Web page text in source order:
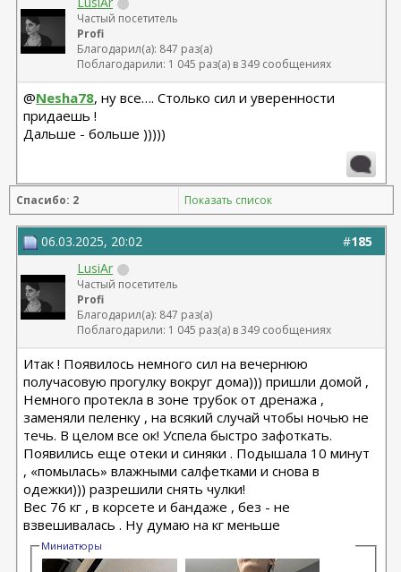
Частый посетитель
Profi
Благодарил(а): 847 раз(а)
Поблагодарили: 1 045 раз(а) в 349 сообщениях
@Nesha78, ну все…. Столько сил и уверенности
придаешь !
Дальше - больше )))))
Спасибо: 2 Показать список
#185
06.03.2025, 20:02
LusiAr
Частый посетитель
Profi
Благодарил(а): 847 раз(а)
Поблагодарили: 1 045 раз(а) в 349 сообщениях
Итак ! Появилось немного сил на вечернюю
получасовую прогулку вокруг дома))) пришли домой ,
Немного протекла в зоне трубок от дренажа ,
заменяли пеленку , на всякий случай чтобы ночью не
течь. В целом все ок! Успела быстро зафоткать.
Появились еще отеки и синяки . Подышала 10 минут
, «помылась» влажными салфетками и снова в
одежки))) разрешили снять чулки!
Вес 76 кг , в корсете и бандаже , без - не
взвешивалась . Ну думаю на кг меньше
Миниатюры